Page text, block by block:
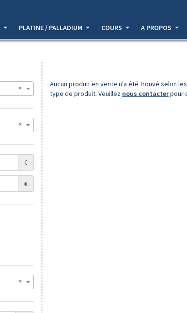
PLATINE / PALLADIUM COURS A PROPOS
€
€
Aucun produit en vente n'a été trouvé selon
type de produit. Veuillez nous contacterpour